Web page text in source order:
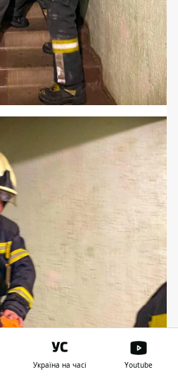
Україна на часі Youtube